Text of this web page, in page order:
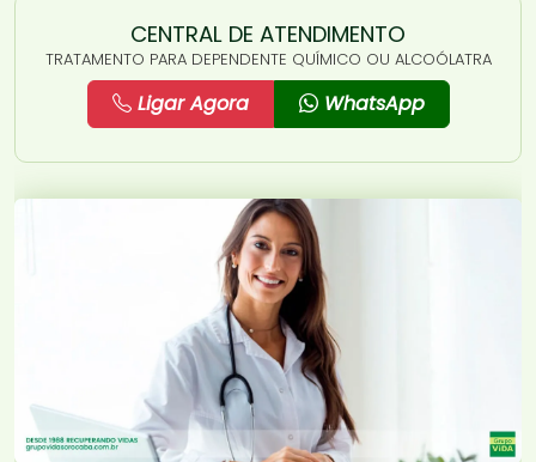
CENTRAL DE ATENDIMENTO
TRATAMENTO PARA DEPENDENTE QUÍMICO OU ALCOÓLATRA
Ligar Agora WhatsApp